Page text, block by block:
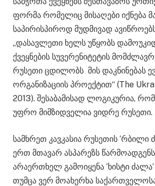
ფორმა რომელიც მისაღები იქნება
საპირისპიროდ მუდმივად
„დასავლეთი ხელს უწყობს
ქვეყნების სუვერენიტეტის
რუსეთი ცდილობს მის დაკნინებას
ორგანიზაციის პროექტით“ (The
2013). შესაბამისად ლოგიკურია,
უფრო მიმზიდველია ვიდრე რუსეთი.
სამხრეთ კავკასია რუსეთის ‘რბილი
ერთ მთავარ ასპარეზს
არაერთხელ გამოიყენა ‘ხისტი
თუმცა ვერ მოახერხა